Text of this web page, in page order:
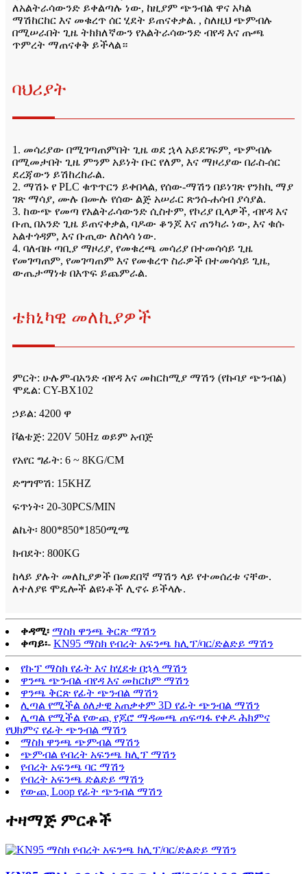
ለአልትራሳውንድ ይቀልጣሉ ነው, ከዚያም ጭንብል ዋና አካል
ማሽከርከር እና መቁረጥ ሰር ሂደት ይጠናቀቃል. , ስለዚህ ጭምብሉ
በሚሠራበት ጊዜ ትክክለኛውን የአልትራሳውንድ ብየዳ እና ጡጫ
ጥምረት ማጠናቀቅ ይችላል።
ባህሪያት
1. መሳሪያው በሚገጣጠምበት ጊዜ ወደ ኋላ አይደገፍም, ጭምብሉ
በሚመታበት ጊዜ ምንም አይነት ቡር የለም, እና ማዞሪያው በራስ-ሰር
ደረጃውን ይሽከረከራል.
2. ማሽኑ የ PLC ቁጥጥርን ይቀበላል, የሰው-ማሽን በይነገጽ የንክኪ ማያ
ገጽ ማሳያ, ሙሉ በሙሉ የሰው ልጅ አሠራር ጽንሰ-ሐሳብ ያሳያል.
3. ከውጭ የመጣ የአልትራሳውንድ ሲስተም, የኮሪያ ቢላዎች, ብየዳ እና
ቡጢ በአንድ ጊዜ ይጠናቀቃል, ባዶው ቆንጆ እና ጠንካራ ነው, እና ቁሱ
አልተጎዳም, እና ቡጢው ለስላሳ ነው.
4. ባለብዙ ጣቢያ ማዞሪያ, የመቁረጫ መሳሪያ በተመሳሳይ ጊዜ
የመገጣጠም, የመገጣጠም እና የመቁረጥ ስራዎች በተመሳሳይ ጊዜ,
ውጤታማነቱ በእጥፍ ይጨምራል.
ቴክኒካዊ መለኪያዎች
ምርት: ሁሉም-በአንድ ብየዳ እና መከርከሚያ ማሽን (የኩባያ ጭንብል)
ሞዴል: CY-BX102
ኃይል: 4200 ዋ
ቮልቴጅ: 220V 50Hz ወይም አብጅ
የአየር ግፊት: 6 ~ 8KG/CM
ድግግሞሽ: 15KHZ
ፍጥነት፡ 20-30PCS/MIN
ልኬት፡ 800*850*1850ሚሜ
ክብደት: 800KG
ከላይ ያሉት መለኪያዎች በመደበኛ ማሽን ላይ የተመሰረቱ ናቸው.
ለተለያዩ ሞዴሎች ልዩነቶች ሊኖሩ ይችላሉ.
ቀዳሚ፡ ማስክ ዋንጫ ቅርጽ ማሽን
ቀጣይ፡- KN95 ማስክ የብረት አፍንጫ ክሊፕ/ባር/ድልድይ ማሽን
የኩፕ ማስክ የፊት እና ከሂደቱ በኋላ ማሽን
ዋንጫ ጭንብል ብየዳ እና መከርከም ማሽን
ዋንጫ ቅርጽ የፊት ጭንብል ማሽን
ሊጣል የሚችል ዕለታዊ አጠቃቀም 3D የፊት ጭንብል ማሽን
ሊጣል የሚችል የውጪ የጆሮ ማዳመጫ ጠፍጣፋ የቀዶ ሕክምና
የህክምና የፊት ጭንብል ማሽን
ማስክ ዋንጫ ጭምብል ማሽን
ጭምብል የብረት አፍንጫ ክሊፕ ማሽን
የብረት አፍንጫ ባር ማሽን
የብረት አፍንጫ ድልድይ ማሽን
የውጪ Loop የፊት ጭንብል ማሽን
ተዛማጅ ምርቶች